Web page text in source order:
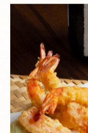
失敗を防ぐコツとし
揚げすぎないよう
繊細な調理技法を
のが酢豚アレンジ
日本人好みに進化
日本人好みに進化し
あんの黄金比と優し